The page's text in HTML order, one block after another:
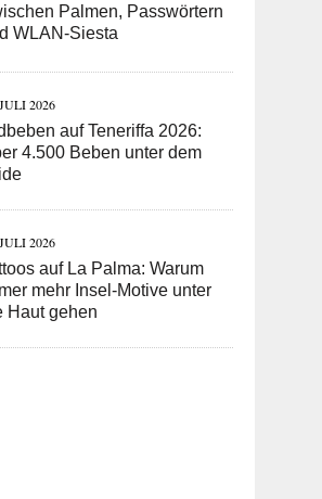
Palmen, Passwörtern
WLAN-Siesta
2026
auf Teneriffa 2026:
4.500 Beben unter dem
2026
auf La Palma: Warum
mehr Insel-Motive unter
Haut gehen